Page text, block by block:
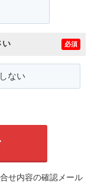
い 必須
ない
せ内容の確認メール